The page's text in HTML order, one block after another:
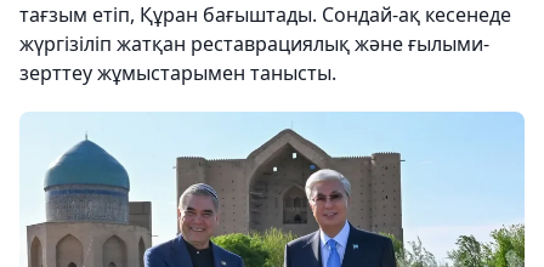
тағзым етіп, Құран бағыштады. Сондай-ақ кесенеде
жүргізіліп жатқан реставрациялық және ғылыми-
зерттеу жұмыстарымен танысты.